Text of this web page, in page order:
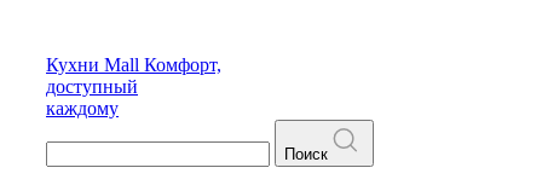
Кухни Mall Комфорт,
доступный
каждому
Поиск